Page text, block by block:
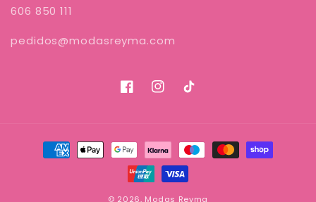
606 850 111
pedidos@modasreyma.com
FacebookInstagram
TikTok
Formas
© 2026, Modas Reyma